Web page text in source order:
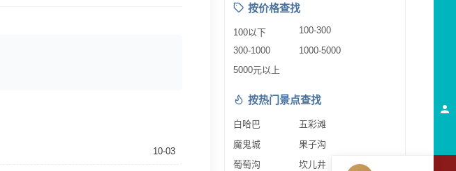
10-03
按价格查找
100以下
100-300
300-1000
1000-5000
5000元以上
按热门景点查找
白哈巴
五彩滩
魔鬼城
果子沟
葡萄沟
坎儿井